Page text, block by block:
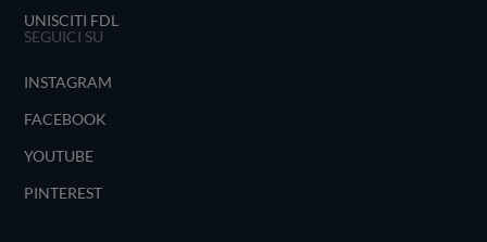
UNISCITI FDL
SEGUICI SU
INSTAGRAM
FACEBOOK
YOUTUBE
PINTEREST